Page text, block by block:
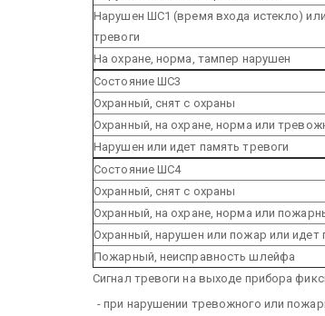
Нарушен ШС1 (время входа истекло)
тревоги
На охране, норма, тампер нарушен
Состояние ШС3
Охранный, снят с охраны
Охранный, на охране, норма или
Нарушен или идет память тревоги
Состояние ШС4
Охранный, снят с охраны
Охранный, на охране, норма или
Охранный, нарушен или пожар или идет
Пожарный, неисправность шлейфа
Сигнал тревоги на выходе прибора
- при нарушении тревожного или